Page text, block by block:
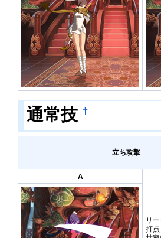
通常技 †
立ち攻撃
A
リ
打